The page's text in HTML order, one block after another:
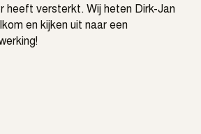
heeft versterkt. Wij heten Dirk-Jan
en kijken uit naar een